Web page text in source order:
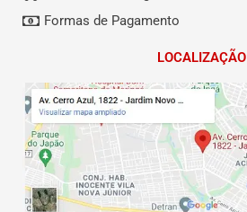
Formas de Pagamento
LOCALIZAÇÃO